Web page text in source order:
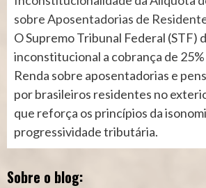
sobre Aposentadorias de
O Supremo Tribunal Federal (STF)
inconstitucional a cobrança de
Renda sobre aposentadorias e
por brasileiros residentes no
que reforça os princípios da
progressividade tributária.
Sobre o blog: